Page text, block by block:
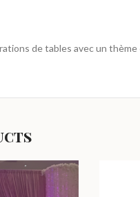
de tables avec un thème